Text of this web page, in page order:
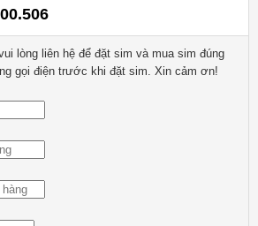
lòng liên hệ để đặt sim và mua sim đúng
gọi điện trước khi đặt sim. Xin cảm ơn!